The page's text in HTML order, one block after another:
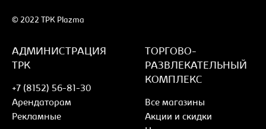
© 2022 ТРК Plazma
АДМИНИСТРАЦИЯ
ТРК
+7 (8152) 56-81-30
Арендаторам
Рекламные
ТОРГОВО-
РАЗВЛЕКАТЕЛЬНЫЙ
КОМПЛЕКС
Все магазины
Акции и скидки